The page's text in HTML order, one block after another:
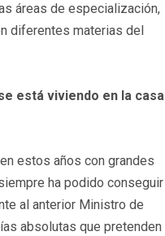
áreas de especialización,
diferentes materias del
está viviendo en la casa
estos años con grandes
ha podido conseguir
al anterior Ministro de
absolutas que pretenden